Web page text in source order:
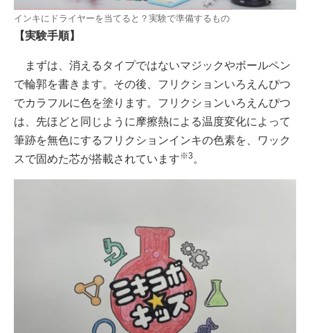
インキにドライヤーを当てると？実験で準備するもの
【実験手順】
まずは、消えるタイプではないマジックやボールペン
で輪郭を書きます。その後、フリクションいろえんぴつ
でカラフルに色を塗ります。フリクションいろえんぴつ
は、先ほどと同じように摩擦熱による温度変化によって
筆跡を無色にするフリクションインキの色素を、ワック
スで固めた芯が搭載されています※3 。